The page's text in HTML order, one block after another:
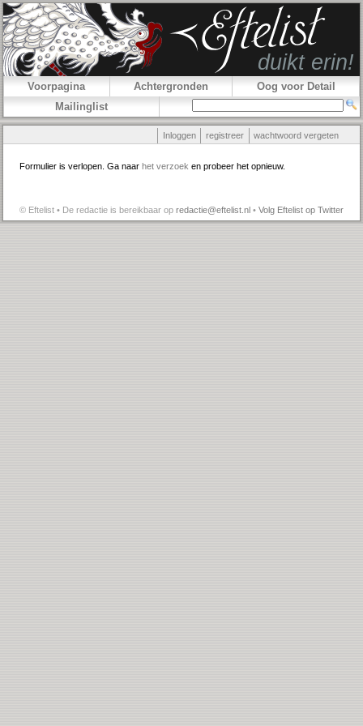
Voorpagina Achtergronden
Oog voor Detail
Mailinglist
Inloggen registreer wachtwoord vergeten
Formulier is verlopen. Ga naar het verzoek en probeer het opnieuw.
© Eftelist • De redactie is bereikbaar op redactie@eftelist.nl • Volg Eftelist op Twitter